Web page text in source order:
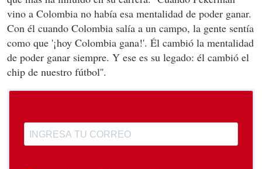
vino a Colombia no había esa mentalidad de poder ganar.
Con él cuando Colombia salía a un campo, la gente sentía
como que '¡hoy Colombia gana!'. Él cambió la mentalidad
de poder ganar siempre. Y ese es su legado: él cambió el
chip de nuestro fútbol''.